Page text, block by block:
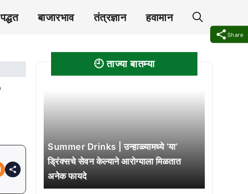
बाजारभाव तंत्रज्ञान हवामान
Share
🕘 ताज्या बातम्या
Summer Drinks | उन्हाळ्यामध्ये ‘या’
ड्रिंक्सचे सेवन केल्याने आरोग्याला मिळतात
अनेक फायदे